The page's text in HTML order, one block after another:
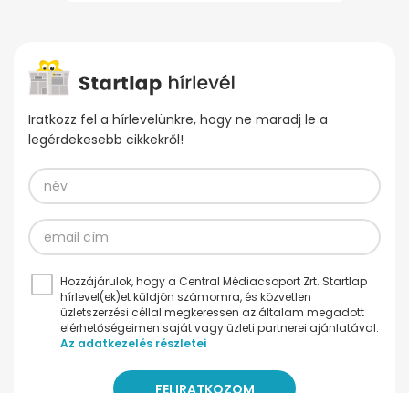
Iratkozz fel a hírlevelünkre, hogy ne maradj le a
legérdekesebb cikkekről!
Hozzájárulok, hogy a Central Médiacsoport Zrt. Startlap
hírlevel(ek)et küldjön számomra, és közvetlen
üzletszerzési céllal megkeressen az általam megadott
elérhetőségeimen saját vagy üzleti partnerei ajánlatával.
Az adatkezelés részletei